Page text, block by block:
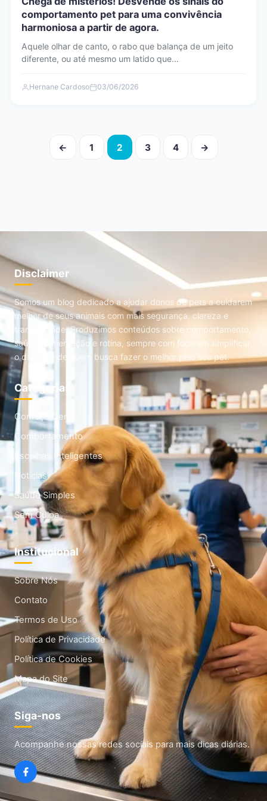
comportamento pet para uma convivência
harmoniosa a partir de agora.
Aquele olhar de canto, o rabo que balança de um jeito
diferente, ou até mesmo um latido que…
Hernane Cardoso 03/06/2026
Paginação
← 1 2 3 4 →
Disclaimer
Somos um blog dedicado a ajudar donos de pets a cuidarem
melhor de seus animais com mais segurança, clareza e
tranquilidade. Produzimos conteúdos sobre comportamento,
saúde, alimentação e rotina, sempre com foco em simplificar
o dia a dia de quem busca fazer o melhor pelo seu pet.
Categorias
Começo Certo
Comportamento
Escolhas Inteligentes
Noticias
Saúde Simples
Sem Culpa
Institucional
Sobre Nós
Contato
Termos de Uso
Política de Privacidade
Política de Cookies
Mapa do Site
Siga-nos
Acompanhe nossas redes sociais para mais dicas diárias.